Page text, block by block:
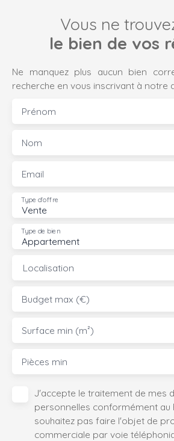
Vous ne
le bien de vos
Ne manquez plus aucun bien
recherche en vous inscrivant à notre
Prénom
Nom
Email
Vente
Type d'offre
Appartement
Type de bien
Localisation
Budget max (€)
Surface min (m²)
Pièces min
J'accepte le traitement de mes
personnelles conformément au
souhaitez pas faire l'objet de
commerciale par voie